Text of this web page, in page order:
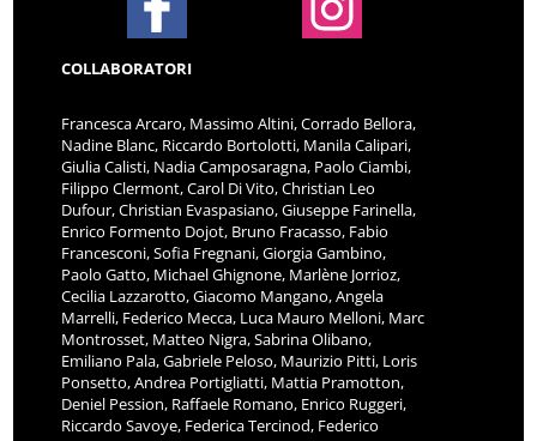
COLLABORATORI
Francesca Arcaro, Massimo Altini, Corrado Bellora,
Nadine Blanc, Riccardo Bortolotti, Manila Calipari,
Giulia Calisti, Nadia Camposaragna, Paolo Ciambi,
Filippo Clermont, Carol Di Vito, Christian Leo
Dufour, Christian Evaspasiano, Giuseppe Farinella,
Enrico Formento Dojot, Bruno Fracasso, Fabio
Francesconi, Sofia Fregnani, Giorgia Gambino,
Paolo Gatto, Michael Ghignone, Marlène Jorrioz,
Cecilia Lazzarotto, Giacomo Mangano, Angela
Marrelli, Federico Mecca, Luca Mauro Melloni, Marc
Montrosset, Matteo Nigra, Sabrina Olibano,
Emiliano Pala, Gabriele Peloso, Maurizio Pitti, Loris
Ponsetto, Andrea Portigliatti, Mattia Pramotton,
Deniel Pession, Raffaele Romano, Enrico Ruggeri,
Riccardo Savoye, Federica Tercinod, Federico